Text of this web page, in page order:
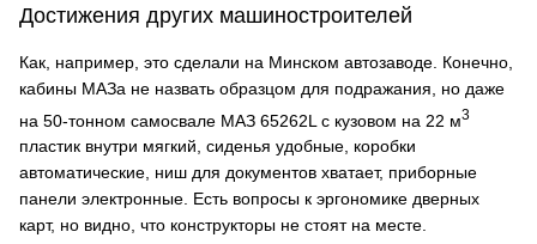
Достижения других машиностроителей
Как, например, это сделали на Минском автозаводе. Конечно,
кабины МАЗа не назвать образцом для подражания, но даже
на 50-тонном самосвале МАЗ 65262L с кузовом на 22 м3
пластик внутри мягкий, сиденья удобные, коробки
автоматические, ниш для документов хватает, приборные
панели электронные. Есть вопросы к эргономике дверных
карт, но видно, что конструкторы не стоят на месте.